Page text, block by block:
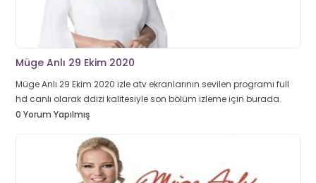
Müge Anlı 29 Ekim 2020
Müge Anlı 29 Ekim 2020 izle atv ekranlarının sevilen programı full
hd canlı olarak ddizi kalitesiyle son bölüm izleme için burada.
0 Yorum Yapılmış